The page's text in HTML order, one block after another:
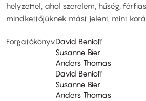
helyzettel, ahol szerelem, hűség,
mindkettőjüknek mást jelent, mint
ForgatókönyvDavid Benioff
Susanne Bier
Anders Thomas
David Benioff
Susanne Bier
Anders Thomas